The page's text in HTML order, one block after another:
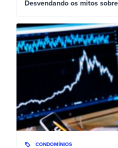
Desvendando os mitos
CONDOMÍNIOS